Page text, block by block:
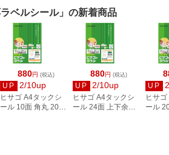
ベルシール」の新着商品
880円 (税込)
UP 2/10up
ヒサゴ A4タックシ
ール 10面 角丸 20シ
880円 (税込)
UP 2/10up
ヒサゴ A4タックシ
ール 24面 上下余白
UP
ヒサ
ール